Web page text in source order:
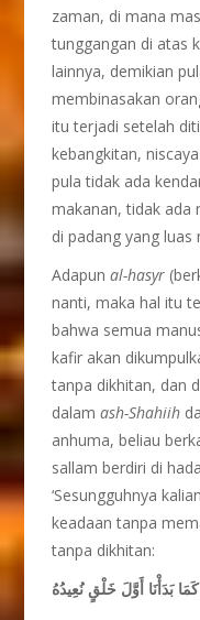
zaman, di mana
tunggangan di atas
lainnya, demikian
membinasakan
itu terjadi setelah
kebangkitan,
pula tidak ada
makanan, tidak ada
di padang yang luas
Adapunal-hasyr
nanti, maka hal itu
bahwa semua
kafir akan
tanpa dikhitan, dan
dalamash-Shahiih
anhuma, beliau
sallam berdiri di
‘Sesungguhnya
keadaan tanpa
tanpa dikhitan:
كَمَا بَدَأْنَا أَوَّلَ خَلْقٍ نُعِيدُهُ